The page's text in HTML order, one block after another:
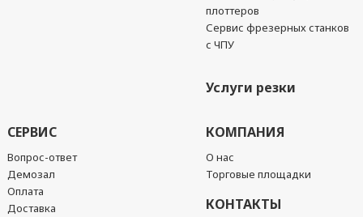
плоттеров
Сервис фрезерных станков
с ЧПУ
Услуги резки
СЕРВИС
Вопрос-ответ
Демозал
Оплата
Доставка
КОМПАНИЯ
О нас
Торговые площадки
КОНТАКТЫ